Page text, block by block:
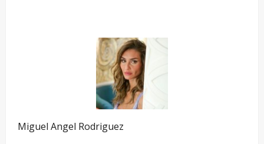
Miguel Angel Rodriguez